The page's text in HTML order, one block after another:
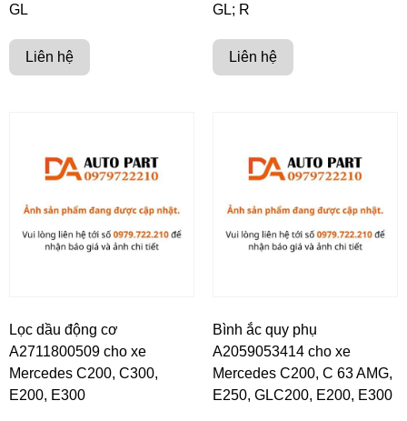
GL
Liên hệ
GL; R
Liên hệ
Lọc dầu động cơ
A2711800509 cho xe
Mercedes C200, C300,
E200, E300
Bình ắc quy phụ
A2059053414 cho xe
Mercedes C200, C 63 AMG,
E250, GLC200, E200, E300